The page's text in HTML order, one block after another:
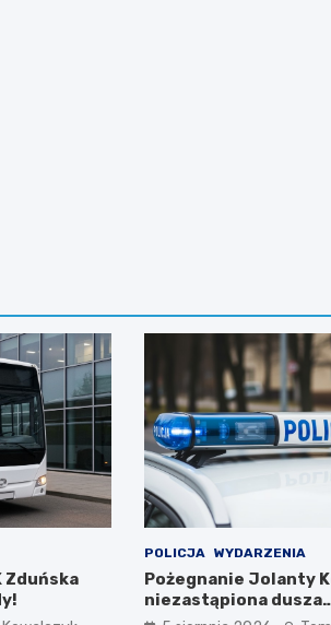
Zduńska
POLICJA WYDARZENIA
Pożegnanie Jolanty
niezastąpiona dusza